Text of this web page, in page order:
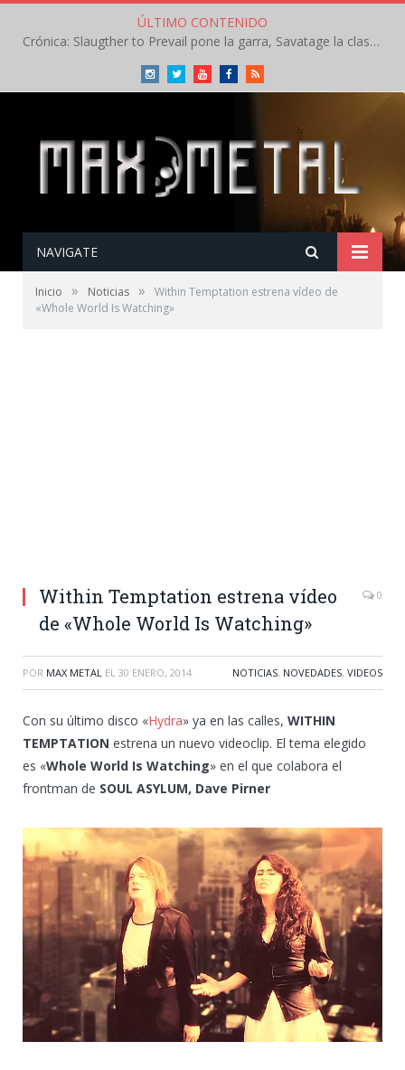
ÚLTIMO CONTENIDO
Crónica: Slaugther to Prevail pone la garra, Savatage la clase en la apertura del Leyendas del Rock – Miércoles – Agosto 2026
InstagramTwitterYoutubeFacebookRSS
NAVIGATE
Inicio » Noticias »
Within Temptation estrena vídeo de
«Whole World Is Watching»
Within Temptation estrena vídeo
de «Whole World Is Watching»
0
POR MAX METAL EL 30 ENERO, 2014 NOTICIAS, NOVEDADES, VIDEOS
Con su último disco «Hydra» ya en las calles, WITHIN
TEMPTATION estrena un nuevo videoclip. El tema elegido
es «Whole World Is Watching» en el que colabora el
frontman de SOUL ASYLUM, Dave Pirner